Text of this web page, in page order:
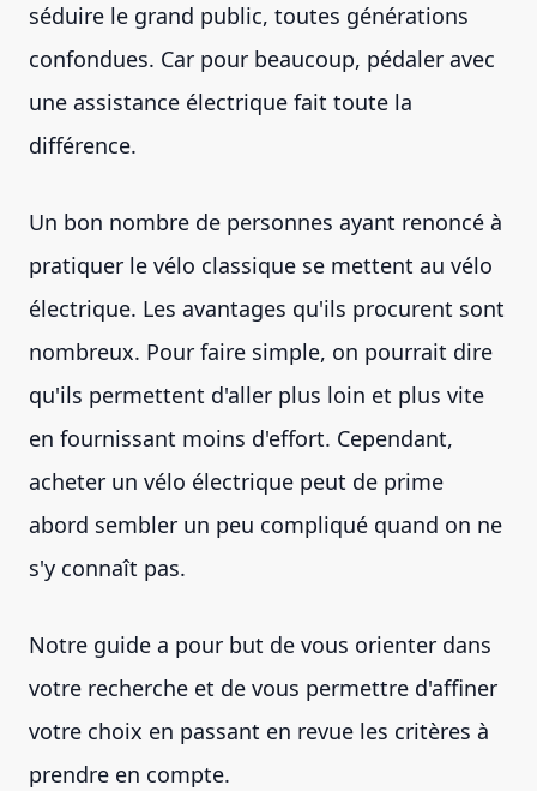
séduire le grand public, toutes générations
confondues. Car pour beaucoup, pédaler avec
une assistance électrique fait toute la
différence.
Un bon nombre de personnes ayant renoncé à
pratiquer le vélo classique se mettent au vélo
électrique. Les avantages qu'ils procurent sont
nombreux. Pour faire simple, on pourrait dire
qu'ils permettent d'aller plus loin et plus vite
en fournissant moins d'effort. Cependant,
acheter un vélo électrique peut de prime
abord sembler un peu compliqué quand on ne
s'y connaît pas.
Notre guide a pour but de vous orienter dans
votre recherche et de vous permettre d'affiner
votre choix en passant en revue les critères à
prendre en compte.